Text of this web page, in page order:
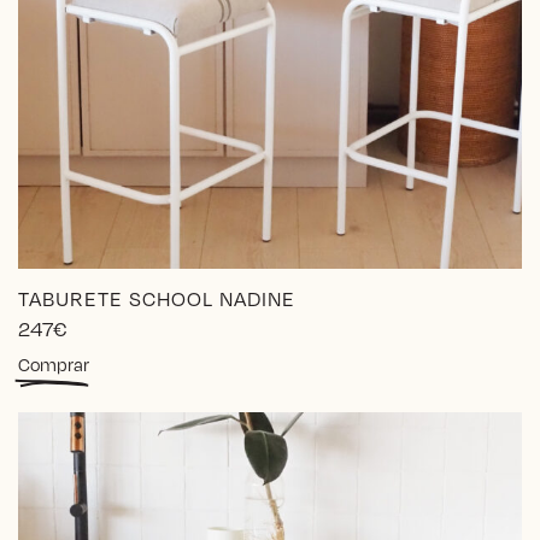
TABURETE SCHOOL NADINE
247€
ComprarEste
producto
tiene
múltiples
opciones